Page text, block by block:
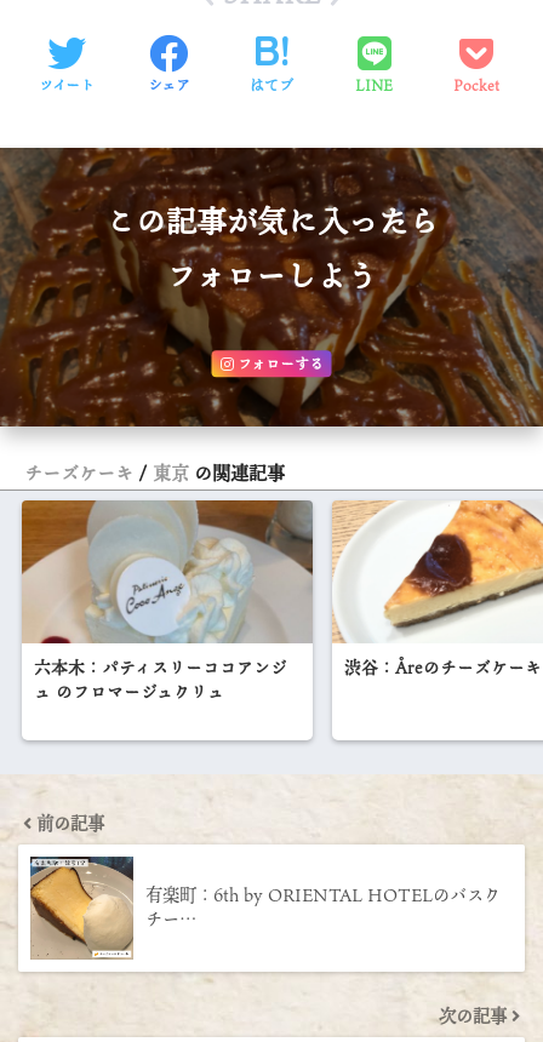
ツイート シェア はてブ LINE Pocket
この記事が気に入ったら
フォローしよう
フォローする
チーズケーキ 東京 の関連記事
六本木：パティスリーココアンジ
ュ のフロマージュクリュ
渋谷：Åreのチーズケーキ
前の記事
有楽町：6th by ORIENTAL HOTELのバスク
チー…
次の記事